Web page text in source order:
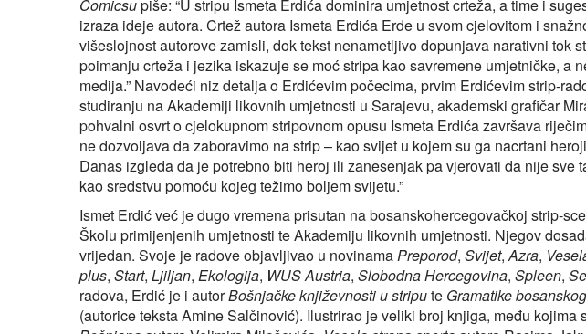
Comicsupiše: “U stripu Ismeta Erdića dominira umjetnost crteža, a time i
izraza ideje autora. Crtež autora Ismeta Erdića Erde u svom cjelovitom i
višeslojnost autorove zamisli, dok tekst nenametljivo dopunjava narativni tok
poimanju crteža i jezika iskazuje se moć stripa kao savremene umjetničke, a
medija.” Navodeći niz detalja o Erdićevim počecima, prvim Erdićevim strip-
studiranju na Akademiji likovnih umjetnosti u Sarajevu, akademski grafičar
pohvalni osvrt o cjelokupnom stripovnom opusu Ismeta Erdića završava
ne dozvoljava da zaboravimo na strip – kao svijet u kojem su ga nacrtani
Danas izgleda da je potrebno biti heroj ili zanesenjak pa vjerovati da nije sve
kao sredstvu pomoću kojeg težimo boljem svijetu.”
Ismet Erdić već je dugo vremena prisutan na bosanskohercegovačkoj strip-
Školu primijenjenih umjetnosti te Akademiju likovnih umjetnosti. Njegov
vrijedan. Svoje je radove objavljivao u novinama Preporod, Svijet, Azra,
plus, Start, Ljiljan, Ekologija, WUS Austria, Slobodna Hercegovina, Spleen,
radova, Erdić je i autorBošnjačke književnosti u stripute Gramatike
(autorice teksta Amine Salčinović). Ilustrirao je veliki broj knjiga, među kojima